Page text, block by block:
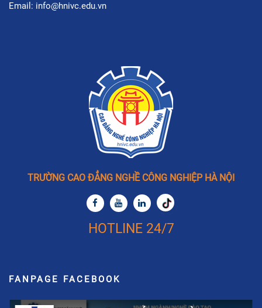
Email: info@hnivc.edu.vn
TRƯỜNG CAO ĐẲNG NGHỀ CÔNG NGHIỆP HÀ NỘI
HOTLINE 24/7
FANPAGE FACEBOOK